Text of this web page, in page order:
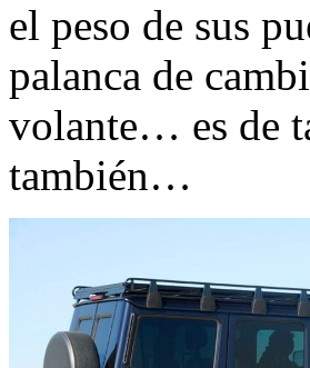
el peso de sus
palanca de
volante… es de
también…